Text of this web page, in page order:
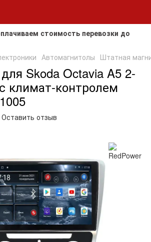
стоимость перевозки до
Автомагнитолы Штатная
Skoda Octavia A5 2-
климат-контролем
Оставить отзыв